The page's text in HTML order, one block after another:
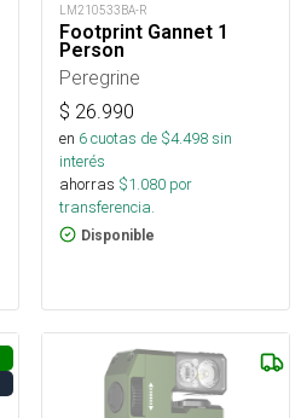
LM210533BA-R
Footprint Gannet 1
Person
Peregrine
$ 26.990
en 6cuotas de $4.498sin
interés
ahorras $1.080 por
transferencia.
Disponible